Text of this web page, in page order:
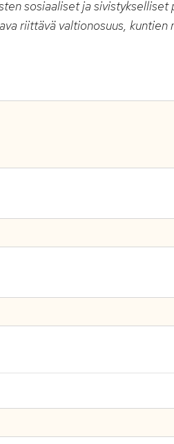
sosiaaliset ja
riittävä valtionosuus, kuntien